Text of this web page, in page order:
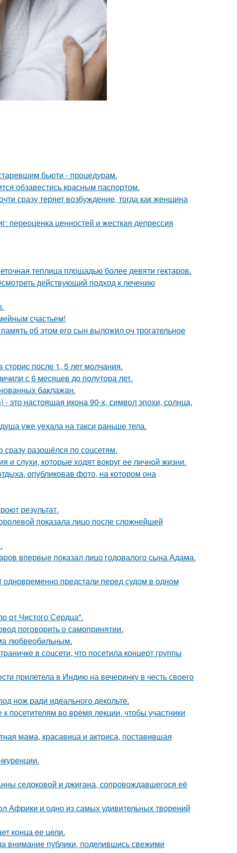
бьюти - процедурам.
обзавестись красным паспортом.
сразу теряет возбуждение, тогда как женщина
переоценка ценностей и жесткая депрессия
теплица площадью более девяти гектаров.
действующий подход к лечению
счастьем!
об этом его сын выложил оч трогательное
после 1, 5 лет молчания.
с 6 месяцев до полутора лет.
баклажан.
настоящая икона 90-х, символ эпохи, солнца,
уже уехала на такси раньше тела.
сразу разошёлся по соцсетям.
и слухи, которые ходят вокруг ее личной жизни.
опубликовав фото, на котором она
результат.
показала лицо после сложнейшей
впервые показал лицо годовалого сына Адама.
одновременно предстали перед судом в одном
от Чистого Сердца".
поговорить о самопринятии.
любвеобильным.
в соцсети, что посетила концерт группы
прилетела в Индию на вечеринку в честь своего
нож ради идеального декольте.
посетителям во время лекции, чтобы участники
мама, красавица и актриса, поставившая
седоковой и джигана, сопровождавшегося её
Африки и одно из самых удивительных творений
конца ее цели.
внимание публики, поделившись свежими